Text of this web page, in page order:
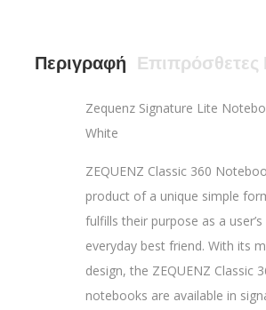
Περιγραφή Επιπρόσθετες
Zequenz Signature Lite
White
ZEQUENZ Classic 360
product of a unique simple
fulfills their purpose as a user’s
everyday best friend. With its
design, the ZEQUENZ Classic
notebooks are available in